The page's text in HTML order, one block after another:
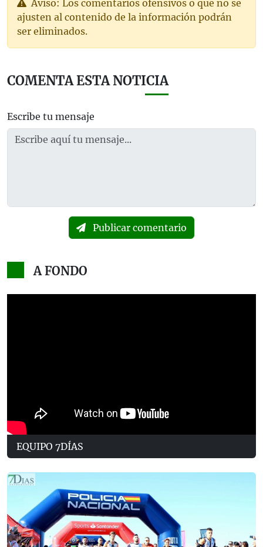
Aviso: Los comentarios ofensivos o que no se
ajusten al contenido de la información podrán
ser eliminados.
COMENTA ESTA NOTICIA
Escribe tu mensaje
Publicar comentario
A FONDO
EQUIPO 7DÍAS